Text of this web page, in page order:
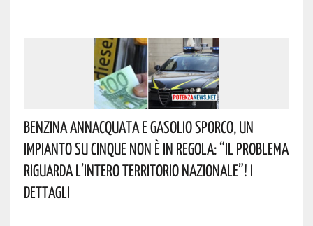
Benzina Annacquata E Gasolio Sporco, Un
Impianto Su Cinque Non È In Regola: “il Problema
Riguarda L’intero Territorio Nazionale”! I
Dettagli